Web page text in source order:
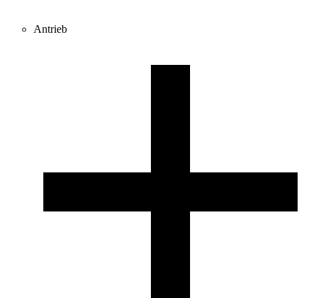
Antrieb